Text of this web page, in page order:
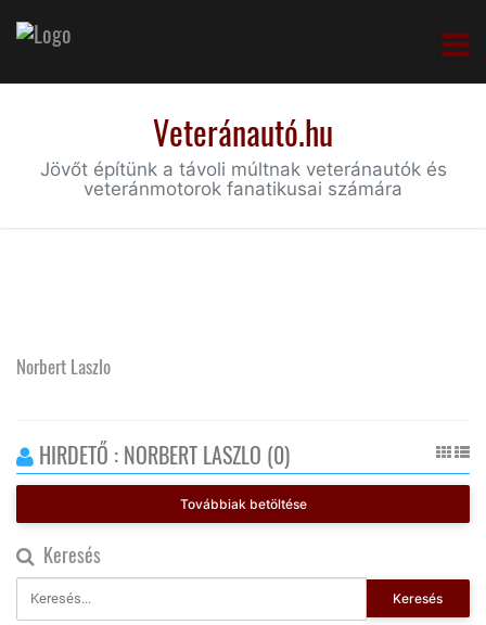
Veteránautó.hu
Jövőt építünk a távoli múltnak veteránautók és
veteránmotorok fanatikusai számára
Norbert Laszlo
HIRDETŐ : NORBERT LASZLO (0)
Továbbiak betöltése
Keresés
Keresés